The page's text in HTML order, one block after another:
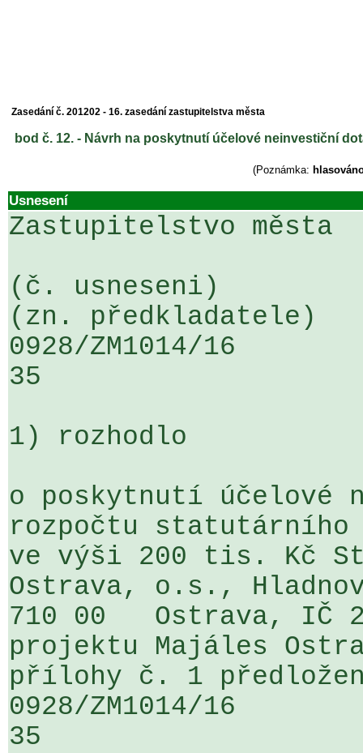
Zasedání č. 201202 - 16. zasedání zastupitelstva města
bod č. 12. - Návrh na poskytnutí účelové neinvestiční
(Poznámka:
Usnesení
Zastupitelstvo města
(č. usneseni)
(zn. předkladatele)
0928/ZM1014/16
35
1) rozhodlo
o poskytnutí účelové
rozpočtu statutárního
ve výši 200 tis. Kč
Ostrava, o.s.,
710 00   Ostrava, IČ
projektu Majáles
přílohy č. 1
0928/ZM1014/16
35